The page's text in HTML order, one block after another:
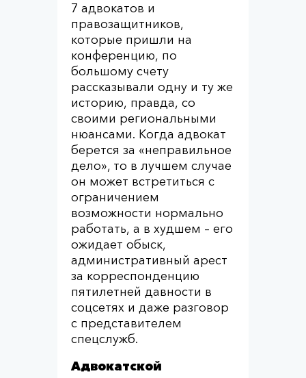
7 адвокатов и
правозащитников,
которые пришли на
конференцию, по
большому счету
рассказывали одну и ту же
историю, правда, со
своими региональными
нюансами. Когда адвокат
берется за «неправильное
дело», то в лучшем случае
он может встретиться с
ограничением
возможности нормально
работать, а в худшем – его
ожидает обыск,
административный арест
за корреспонденцию
пятилетней давности в
соцсетях и даже разговор
с представителем
спецслужб.
Адвокатской